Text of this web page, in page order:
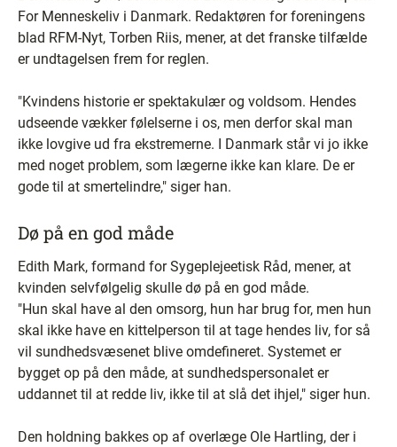
For Menneskeliv i Danmark. Redaktøren for foreningens
blad RFM-Nyt, Torben Riis, mener, at det franske tilfælde
er undtagelsen frem for reglen.
"Kvindens historie er spektakulær og voldsom. Hendes
udseende vækker følelserne i os, men derfor skal man
ikke lovgive ud fra ekstremerne. I Danmark står vi jo ikke
med noget problem, som lægerne ikke kan klare. De er
gode til at smertelindre," siger han.
Dø på en god måde
Edith Mark, formand for Sygeplejeetisk Råd, mener, at
kvinden selvfølgelig skulle dø på en god måde.
"Hun skal have al den omsorg, hun har brug for, men hun
skal ikke have en kittelperson til at tage hendes liv, for så
vil sundhedsvæsenet blive omdefineret. Systemet er
bygget op på den måde, at sundhedspersonalet er
uddannet til at redde liv, ikke til at slå det ihjel," siger hun.
Den holdning bakkes op af overlæge Ole Hartling, der i